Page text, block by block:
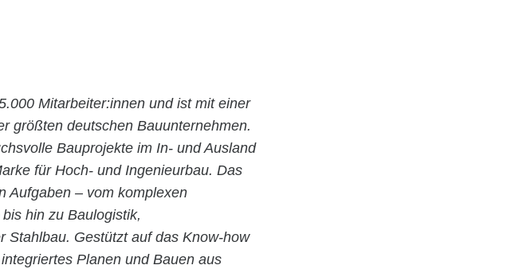
Mitarbeiter:innen und ist mit einer
größten deutschen Bauunternehmen.
Bauprojekte im In- und Ausland
für Hoch- und Ingenieurbau. Das
Aufgaben – vom komplexen
hin zu Baulogistik,
Stahlbau. Gestützt auf das Know-how
Planen und Bauen aus